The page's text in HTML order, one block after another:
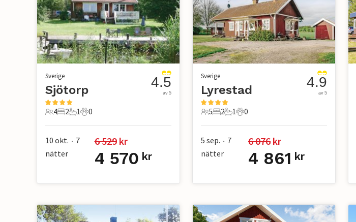
Sverige
Sjötorp
4 Gäster
4
2 Sovrum
2
1 Badrum
1
0 Husdjur
0
4.5
av 5
10 okt. • 7
nätter
6 529 kr
4 570 kr
Sverige
Lyrestad
5 Gäster
5
2 Sovrum
2
1 Badrum
1
0 Husdjur
0
4.9
av 5
5 sep. • 7
nätter
6 076 kr
4 861 kr